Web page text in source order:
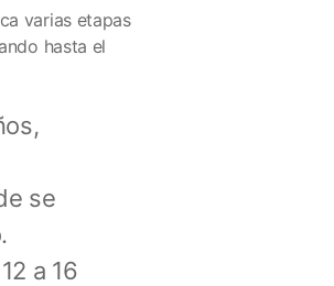
varias etapas
hasta el
se
a 16